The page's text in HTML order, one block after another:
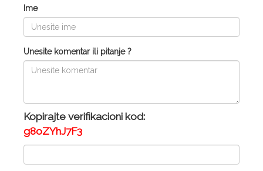
Ime
Unesite komentar ili pitanje ?
Kopirajte verifikacioni kod:
g8oZYhJ7F3